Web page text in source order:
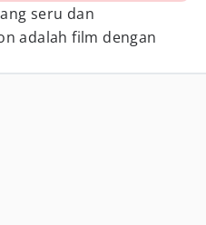
seru dan
adalah film dengan